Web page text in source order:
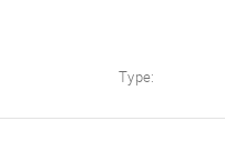
Type: